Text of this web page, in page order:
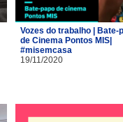
Vozes do trabalho | Bate-
de Cinema Pontos MIS|
#misemcasa
19/11/2020